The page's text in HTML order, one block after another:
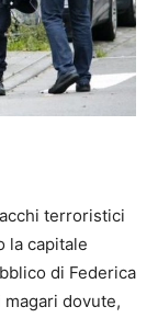
terroristici
la capitale
di Federica
dovute,